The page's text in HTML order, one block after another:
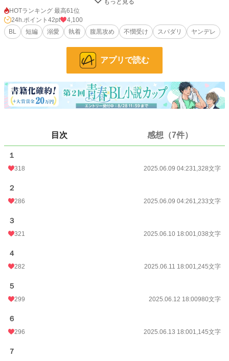
「ミケにはそろそろ“躾”が必要かな」――洸の優しい笑顔の裏には、底なしの狂
気が潜んでいた。
これは、オレが洸の変態的な愛情と執着に、容赦なく絡め取られて、逃げ道を失
16,931 位 / 228,744 件
BL 4,081 位 / 31,416 件
お気に入り 438
23,345
更新日時
月間ポイント
累計ポイント
HOTランキング 最高61位
24h.ポイント 42pt
4,100
BL
短編 溺愛 執着 腹黒攻め 不憫受け スパダリ ヤンデレ
アプリで読む
目次 感想（7件）
１
318 2025.06.09 04:231,328文字
２
286 2025.06.09 04:261,233文字
３
321 2025.06.10 18:001,038文字
４
282 2025.06.11 18:001,245文字
５
299 2025.06.12 18:00980文字
６
296 2025.06.13 18:001,145文字
７